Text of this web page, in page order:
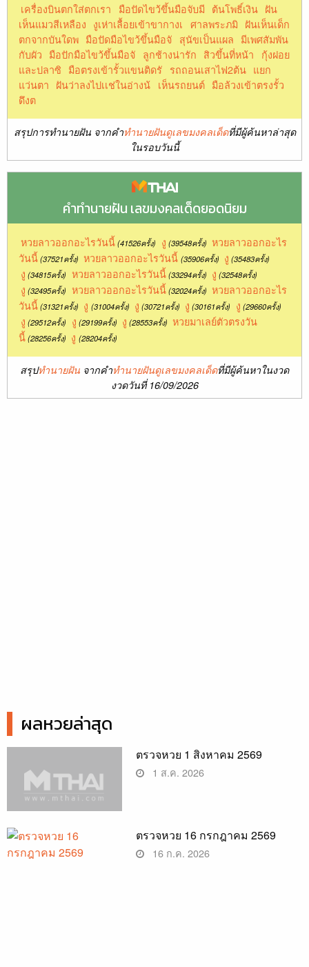
เครื่องบินตกใส่ตกเรา มือปัดไขว้ขึ้นมือจับมี ต้นโพธิ์เงิน ฝัน
เห็นแมวสีเหลือง งูเห่าเลื้อยเข้าขากางเ ศาลพระภมิ ฝันเห็นเด็ก
ตกจากบันใดพ มือปัดมือไขว้ขึ้นมือจั สุนัขเป็นแผล มีเพศสัมพัน
กับผัว มือปักมือไขว้ขึ้นมือจั ลูกช้างน่ารัก สิวขึ้นที่หน้า
กุ้งฝอย
และปลาซิ มือตรงเข้ารั้วแขนติดรั รถถอนเสาไฟ2ต้น แยก
แว่นตา ฝันว่าลงไปเเช่ในอ่างน้ เห็นรถยนต์ มือล้วงเข้าตรงรั้ว
ดึงต
สรุปการทำนายฝัน จากคำทำนายฝันดูเลขมงคลเด็ดที่มีผู้ค้นหาล่าสุด
ในรอบวันนี้
คำทำนายฝัน เลขมงคลเด็ดยอดนิยม
หวยลาวออกอะไรวันนี้ (41526ครั้ง) งู (39548ครั้ง) หวยลาวออกอะไร
วันนี้(37521ครั้ง) หวยลาวออกอะไรวันนี้ (35906ครั้ง) งู (35483ครั้ง)
งู (34815ครั้ง) หวยลาวออกอะไรวันนี้ (33294ครั้ง) งู (32548ครั้ง)
งู (32495ครั้ง) หวยลาวออกอะไรวันนี้ (32024ครั้ง) หวยลาวออกอะไร
วันนี้(31321ครั้ง) งู (31004ครั้ง) งู (30721ครั้ง) งู (30161ครั้ง) งู (29660ครั้ง)
งู (29512ครั้ง) งู (29199ครั้ง) งู (28553ครั้ง) หวยมาเลย์ตัวตรงวัน
นี้(28256ครั้ง) งู (28204ครั้ง)
สรุปทำนายฝัน จากคำทำนายฝันดูเลขมงคลเด็ดที่มีผู้ค้นหาในงวด
งวดวันที่ 16/09/2026
ผลหวยล่าสุด
ตรวจหวย 1 สิงหาคม 2569
1 ส.ค. 2026
ตรวจหวย 16 กรกฎาคม 2569
16 ก.ค. 2026